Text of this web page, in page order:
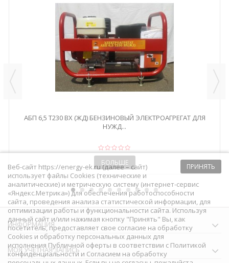
АБП 6,5 Т230 ВХ (ЖД) БЕНЗИНОВЫЙ ЭЛЕКТРОАГРЕГАТ ДЛЯ
НУЖД...
БОЛЬШЕ
ИНФОРМАЦИЯ
МОЯ УЧЕТНАЯ ЗАПИСЬ
ПРИНЯТЬ
Веб-сайт https://energy-ek.ru (далее – сайт)
использует файлы Cookies (технические и
аналитические) и метрическую систему (интернет-сервис
«Яндекс.Метрика») для обеспечения работоспособности
сайта, проведения анализа статистической информации, для
оптимизации работы и функциональности сайта. Используя
данный сайт и/или нажимая кнопку "Принять" Вы, как
посетитель, предоставляет свое согласие на обработку
Сookies и обработку персональных данных для
исполнения Публичной оферты в соответствии с Политикой
конфиденциальности и Согласием на обработку